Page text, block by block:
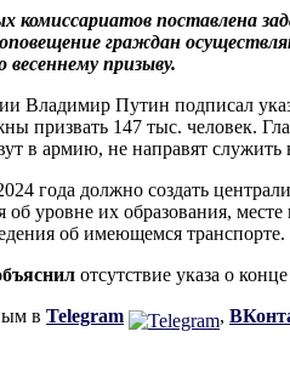
поставлена
граждан
призыву.
Владимир Путин подписал
призвать 147 тыс. человек.
в армию, не направят
года должно создать
об уровне их образования,
об имеющемся транспорте.
отсутствие указа о
в Telegram ,